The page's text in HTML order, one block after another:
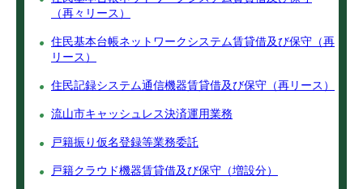
（再々リース）
住民基本台帳ネットワークシステム賃貸借及び保守（再
リース）
住民記録システム通信機器賃貸借及び保守（再リース）
流山市キャッシュレス決済運用業務
戸籍振り仮名登録等業務委託
戸籍クラウド機器賃貸借及び保守（増設分）